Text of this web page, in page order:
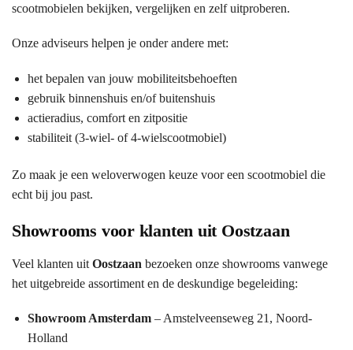
scootmobielen bekijken, vergelijken en zelf uitproberen.
Onze adviseurs helpen je onder andere met:
het bepalen van jouw mobiliteitsbehoeften
gebruik binnenshuis en/of buitenshuis
actieradius, comfort en zitpositie
stabiliteit (3-wiel- of 4-wielscootmobiel)
Zo maak je een weloverwogen keuze voor een scootmobiel die
echt bij jou past.
Showrooms voor klanten uit Oostzaan
Veel klanten uit Oostzaan bezoeken onze showrooms vanwege
het uitgebreide assortiment en de deskundige begeleiding:
Showroom Amsterdam – Amstelveenseweg 21, Noord-
Holland